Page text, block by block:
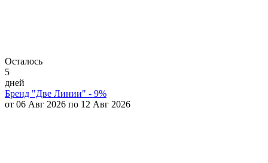
Осталось
5
дней
Бренд "Две Линии" - 9%
от 06 Авг 2026 по 12 Авг 2026